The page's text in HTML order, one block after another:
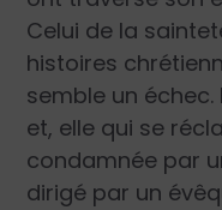
Celui de la
histoires
semble un échec.
et, elle qui se
condamnée par
dirigé par un